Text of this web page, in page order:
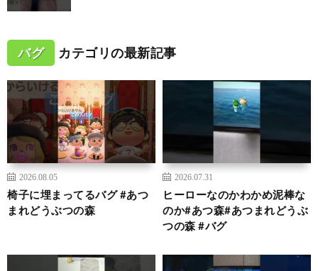
バグ カテゴリの最新記事
2026.08.05
椅子に埋まってるバグ #あつ
まれどうぶつの森
2026.07.31
ヒーローなのかわかめ泥棒な
のか#あつ森#あつまれどうぶ
つの森 #バグ